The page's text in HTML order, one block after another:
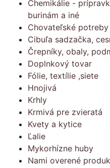
Chemikálie -
burinám a iné
Chovateľské potreby
Cibuľa sadzačka,
Črepníky, obaly,
Doplnkový tovar
Fólie, textílie ,siete
Hnojivá
Krhly
Krmivá pre zvieratá
Kvety a kytice
Ľalie
Mykorhízne huby
Nami overené